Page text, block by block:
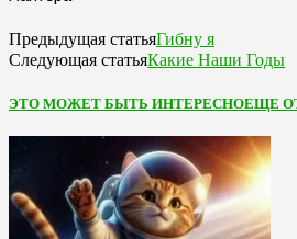
Предыдущая статьяГибну я
Следующая статьяКакие Наши Годы
ЭТО МОЖЕТ БЫТЬ ИНТЕРЕСНОЕЩЕ